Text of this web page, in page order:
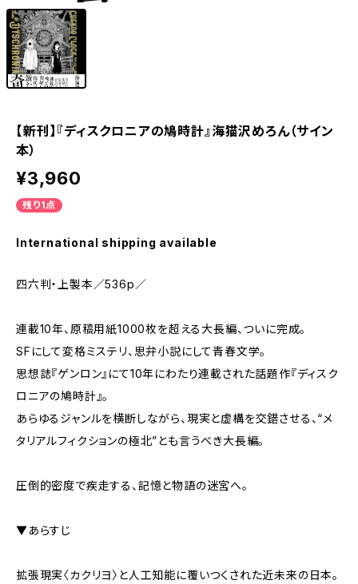
【新刊】『ディスクロニアの鳩時計』海猫沢めろん（サイン
本）
¥3,960
残り1点
International shipping available
四六判・上製本／536p／
連載10年、原稿用紙1000枚を超える大長編、ついに完成。
SFにして変格ミステリ、思弁小説にして青春文学。
思想誌『ゲンロン』にて10年にわたり連載された話題作『ディスク
ロニアの鳩時計』。
あらゆるジャンルを横断しながら、現実と虚構を交錯させる、“メ
タリアルフィクションの極北”とも言うべき大長編。
圧倒的密度で疾走する、記憶と物語の迷宮へ。
▼あらすじ
拡張現実〈カクリヨ〉と人工知能に覆いつくされた近未来の日本。